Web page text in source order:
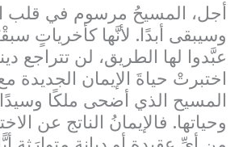
أجل، المسيحُ مرسوم في قلب
وسيبقى أبدًا. لأنَّها كأخرياتٍ
عبَّدوا لها الطريق، لن تتراجع
اختبرتْ حياةَ الإيمان الجديدة
المسيح الذي أضحى ملكًا
وحياتها. فالإيمانُ الناتج عن